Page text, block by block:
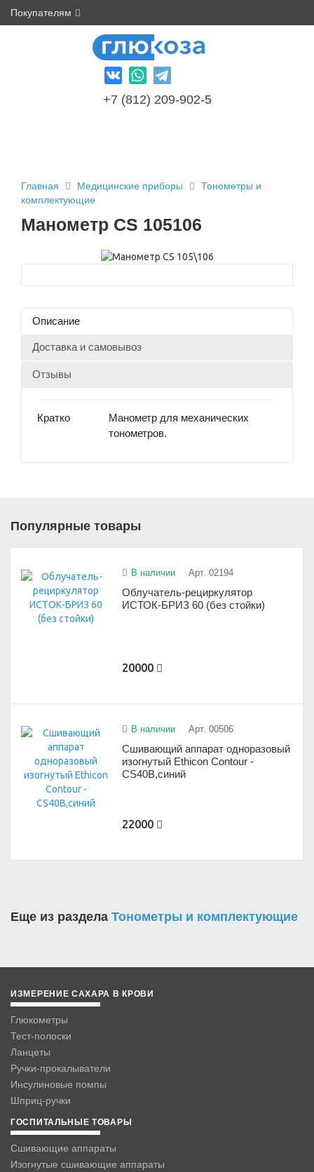
Покупателям
+7 (812) 209-902-5
Главная Медицинские приборы
Тонометры и
комплектующие
Манометр CS 105106
Описание
Доставка и самовывоз
Отзывы
Кратко
Манометр для механических
тонометров.
Популярные товары
В наличии Арт. 02194
Облучатель-рециркулятор
ИСТОК-БРИЗ 60 (без стойки)
20000
В наличии Арт. 00506
Сшивающий аппарат одноразовый
изогнутый Ethicon Contour -
CS40B,синий
22000
Еще из раздела Тонометры и комплектующие
ИЗМЕРЕНИЕ САХАРА В КРОВИ
Глюкометры
Тест-полоски
Ланцеты
Ручки-прокалыватели
Инсулиновые помпы
Шприц-ручки
ГОСПИТАЛЬНЫЕ ТОВАРЫ
Сшивающие аппараты
Изогнутые сшивающие аппараты